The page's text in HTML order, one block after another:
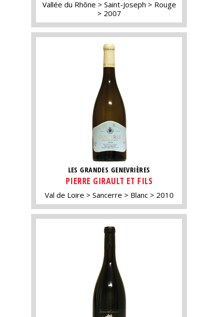
Vallée du Rhône Saint-Joseph
Rouge
2007
LES GRANDES GENEVRIÈRES
PIERRE GIRAULT ET FILS
Val de Loire Sancerre Blanc 2010